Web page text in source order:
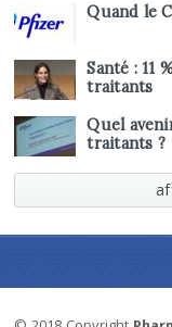
Quand le
Santé : 11
traitants
Quel
traitants ?